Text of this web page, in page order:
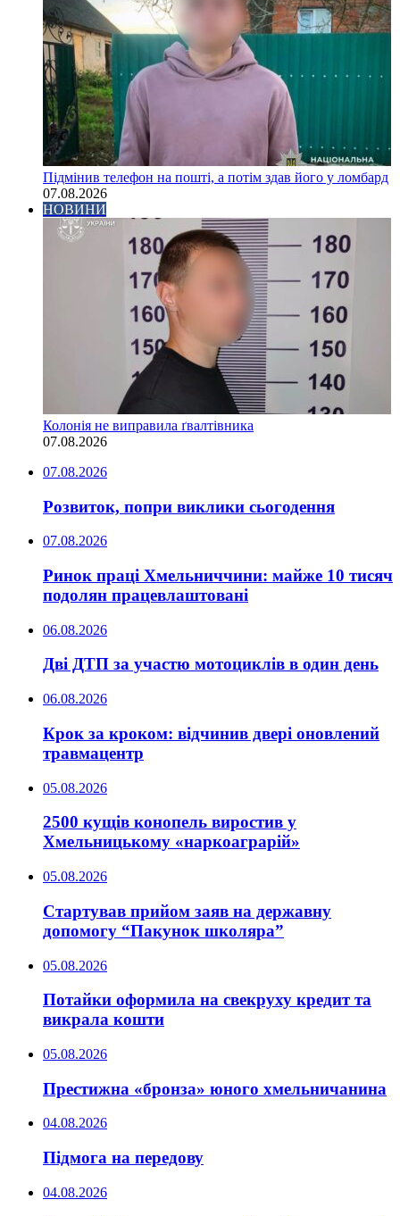
Підмінив телефон на пошті, а потім здав його у ломбард
07.08.2026
НОВИНИ
Колонія не виправила ґвалтівника
07.08.2026
07.08.2026
Розвиток, попри виклики сьогодення
07.08.2026
Ринок праці Хмельниччини: майже 10 тисяч
подолян працевлаштовані
06.08.2026
Дві ДТП за участю мотоциклів в один день
06.08.2026
Крок за кроком: відчинив двері оновлений
травмацентр
05.08.2026
2500 кущів конопель виростив у
Хмельницькому «наркоаграрій»
05.08.2026
Стартував прийом заяв на державну
допомогу “Пакунок школяра”
05.08.2026
Потайки оформила на свекруху кредит та
викрала кошти
05.08.2026
Престижна «бронза» юного хмельничанина
04.08.2026
Підмога на передову
04.08.2026